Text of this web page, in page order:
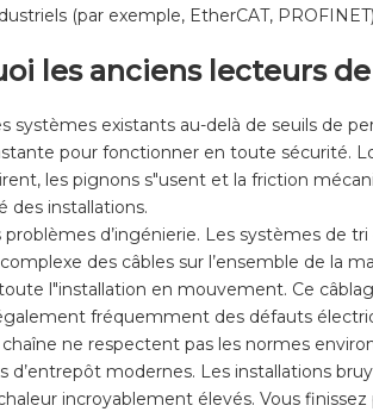
(par exemple, EtherCAT,
les anciens lecteurs
existants au-delà de seuils de
pour fonctionner en toute sécurité.
les pignons s"usent et la friction
des installations.
d’ingénierie. Les systèmes de
des câbles sur l’ensemble de la
l"installation en mouvement. Ce
fréquemment des défauts
ne respectent pas les normes
modernes. Les installations
incroyablement élevés. Vous